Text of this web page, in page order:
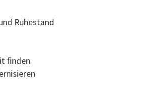
Ruhestand
finden